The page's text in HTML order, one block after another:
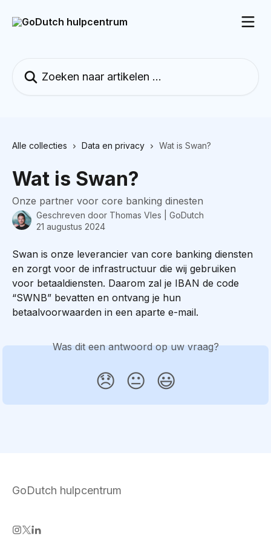
Alle collecties Data en privacy Wat is Swan?
Wat is Swan?
Onze partner voor core banking dinesten
Geschreven door Thomas Vles | GoDutch
21 augustus 2024
Swan is onze leverancier van core banking diensten
en zorgt voor de infrastructuur die wij gebruiken
voor betaaldiensten. Daarom zal je IBAN de code
“SWNB” bevatten en ontvang je hun
betaalvoorwaarden in een aparte e-mail.
Was dit een antwoord op uw vraag?
😞 😐 😃
GoDutch hulpcentrum